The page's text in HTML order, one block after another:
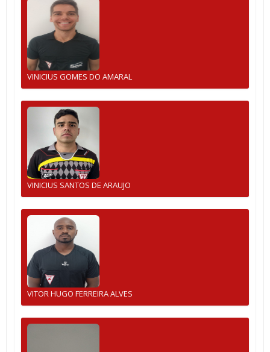
VINICIUS GOMES DO AMARAL
VINICIUS SANTOS DE ARAUJO
VITOR HUGO FERREIRA ALVES